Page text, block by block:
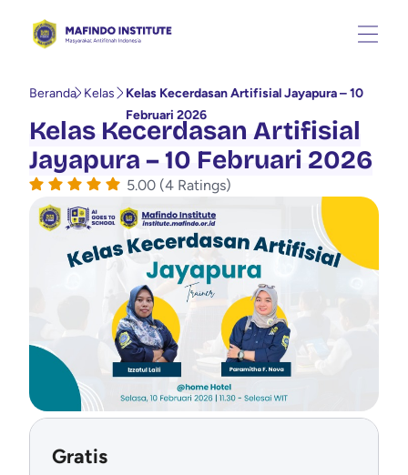
Beranda Kelas
Kelas Kecerdasan Artifisial Jayapura – 10
Februari 2026
Kelas Kecerdasan Artifisial
Jayapura – 10 Februari 2026
5.00 (4 Ratings)
Gratis